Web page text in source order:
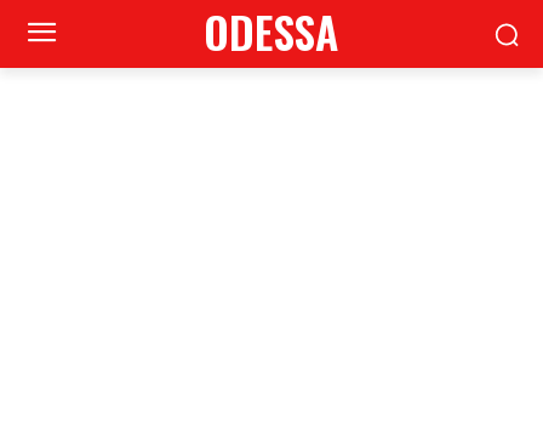
ODESSA